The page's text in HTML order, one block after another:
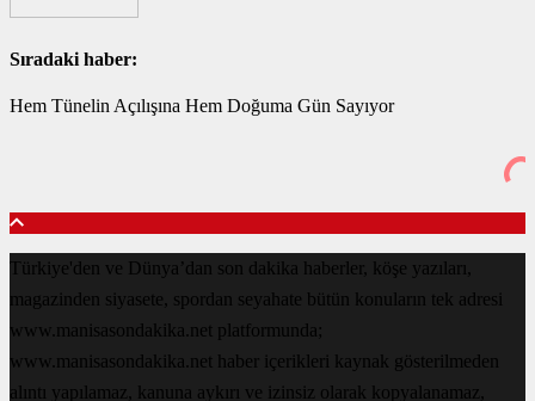
Sıradaki haber:
Hem Tünelin Açılışına Hem Doğuma Gün Sayıyor
Türkiye'den ve Dünya’dan son dakika haberler, köşe yazıları,
magazinden siyasete, spordan seyahate bütün konuların tek adresi
www.manisasondakika.net platformunda;
www.manisasondakika.net haber içerikleri kaynak gösterilmeden
alıntı yapılamaz, kanuna aykırı ve izinsiz olarak kopyalanamaz,